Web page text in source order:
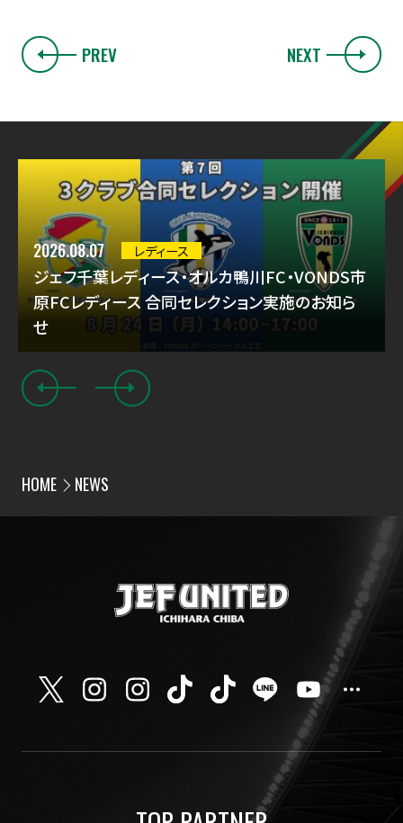
PREV NEXT
2026.08.07 レディース
ジェフ千葉レディース・オルカ鴨川FC・VONDS市
原FCレディース 合同セレクション実施のお知ら
せ
HOME NEWS